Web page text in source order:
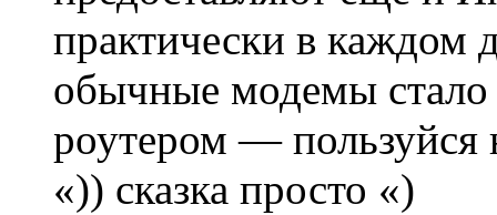
практически в каждом
обычные модемы
роутером — пользуйся
«)) сказка просто «)